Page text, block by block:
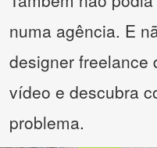
numa agência. E
designer freelance
vídeo e descubra
problema.